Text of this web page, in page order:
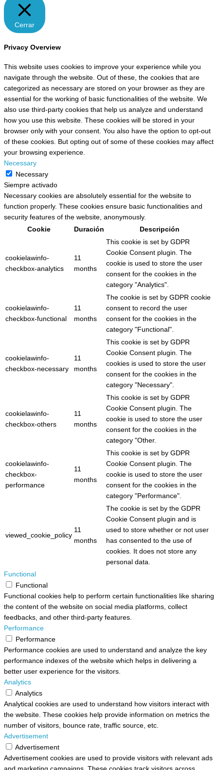
Cerrar
Privacy Overview
This website uses cookies to improve your experience while you
navigate through the website. Out of these, the cookies that are
categorized as necessary are stored on your browser as they are
essential for the working of basic functionalities of the website. We
also use third-party cookies that help us analyze and understand
how you use this website. These cookies will be stored in your
browser only with your consent. You also have the option to opt-out
of these cookies. But opting out of some of these cookies may affect
your browsing experience.
Necessary
Necessary
Siempre activado
Necessary cookies are absolutely essential for the website to
function properly. These cookies ensure basic functionalities and
security features of the website, anonymously.
Cookie
Duración Descripción
cookielawinfo-
checkbox-analytics
11
months
This cookie is set by GDPR
Cookie Consent plugin. The
cookie is used to store the user
consent for the cookies in the
category "Analytics".
cookielawinfo-
checkbox-functional
11
months
The cookie is set by GDPR cookie
consent to record the user
consent for the cookies in the
category "Functional".
cookielawinfo-
checkbox-necessary
11
months
This cookie is set by GDPR
Cookie Consent plugin. The
cookies is used to store the user
consent for the cookies in the
category "Necessary".
cookielawinfo-
checkbox-others
11
months
This cookie is set by GDPR
Cookie Consent plugin. The
cookie is used to store the user
consent for the cookies in the
category "Other.
cookielawinfo-
checkbox-
performance
11
months
This cookie is set by GDPR
Cookie Consent plugin. The
cookie is used to store the user
consent for the cookies in the
category "Performance".
viewed_cookie_policy
11
months
The cookie is set by the GDPR
Cookie Consent plugin and is
used to store whether or not user
has consented to the use of
cookies. It does not store any
personal data.
Functional
Functional
Functional cookies help to perform certain functionalities like sharing
the content of the website on social media platforms, collect
feedbacks, and other third-party features.
Performance
Performance
Performance cookies are used to understand and analyze the key
performance indexes of the website which helps in delivering a
better user experience for the visitors.
Analytics
Analytics
Analytical cookies are used to understand how visitors interact with
the website. These cookies help provide information on metrics the
number of visitors, bounce rate, traffic source, etc.
Advertisement
Advertisement
Advertisement cookies are used to provide visitors with relevant ads